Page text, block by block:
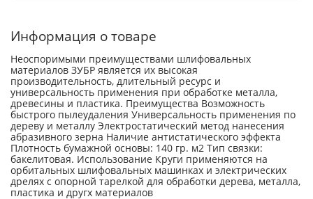
Информация о товаре
Неоспоримыми преимуществами шлифовальных
материалов ЗУБР является их высокая
производительность, длительный ресурс и
универсальность применения при обработке металла,
древесины и пластика. Преимущества Возможность
быстрого пылеудаления Универсальность применения по
дереву и металлу Электростатический метод нанесения
абразивного зерна Наличие антистатического эффекта
Плотность бумажной основы: 140 гр. м2 Тип связки:
бакелитовая. Использование Круги применяются на
орбитальных шлифовальных машинках и электрических
дрелях с опорной тарелкой для обработки дерева, металла,
пластика и другх материалов